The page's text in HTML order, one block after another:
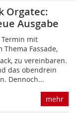
Orgatec:
Ausgabe
Termin mit
Fassade,
zu vereinbaren.
das obendrein
Dennoch...
mehr